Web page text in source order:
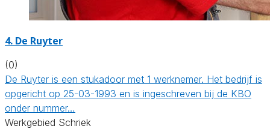
4. De Ruyter
(0)
De Ruyter is een stukadoor met 1 werknemer. Het bedrijf is
opgericht op 25-03-1993 en is ingeschreven bij de KBO
onder nummer…
Werkgebied Schriek